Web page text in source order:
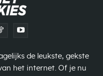
de leukste, gekste
het internet. Of je nu